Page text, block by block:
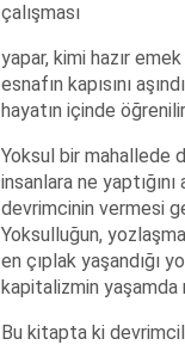
çalışması
yapar, kimi hazır
esnafın kapısını
hayatın içinde
Yoksul bir mahallede
insanlara ne
devrimcinin vermesi
Yoksulluğun,
en çıplak yaşandığı
kapitalizmin yaşamda
Bu kitapta ki